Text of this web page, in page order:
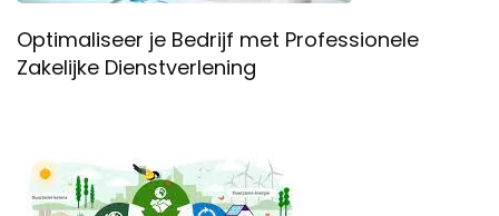
Optimaliseer je Bedrijf met Professionele
Zakelijke Dienstverlening